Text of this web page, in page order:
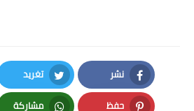
نشر
Facebook
تغريد
Twitter
حفظ مشاركة